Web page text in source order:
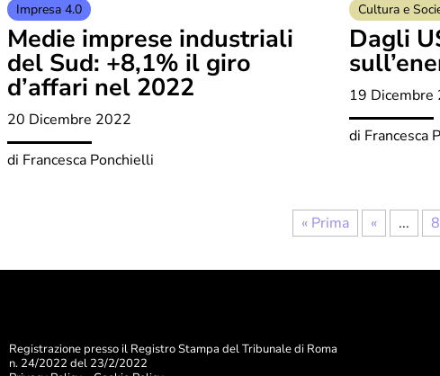
Impresa 4.0
Medie imprese industriali
del Sud: +8,1% il giro
d’affari nel 2022
20 Dicembre 2022
di Francesca Ponchielli
Cultura e
Dagli
19 Dicembre
di Francesca
« Prima « ... 8
Registrazione presso il Registro Stampa del Tribunale di Roma
n. 24/2022 del 23/2/2022